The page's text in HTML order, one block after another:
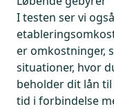
I testen ser vi
er omkostninger,
situationer, hvor
beholder dit lån
tid i forbindelse